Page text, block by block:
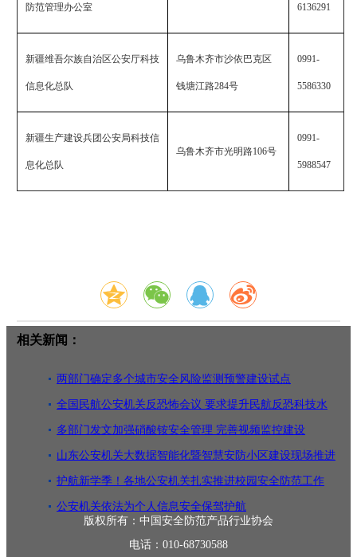
防范管理办公室 6136291
新疆维吾尔族自治区公安厅科技
信息化总队
乌鲁木齐市沙依巴克区
钱塘江路284号
0991-
5586330
新疆生产建设兵团公安局科技信
息化总队
乌鲁木齐市光明路106号
0991-
5988547
相关新闻：
两部门确定多个城市安全风险监测预警建设试点
全国民航公安机关反恐怖会议 要求提升民航反恐科技水
平
多部门发文加强硝酸铵安全管理 完善视频监控建设
山东公安机关大数据智能化暨智慧安防小区建设现场推进
会召开
护航新学季！各地公安机关扎实推进校园安全防范工作
公安机关依法为个人信息安全保驾护航
版权所有：中国安全防范产品行业协会
电话：010-68730588